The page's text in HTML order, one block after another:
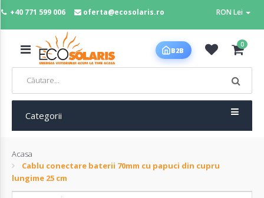
+40 771 599 006 oferta@ecosolaris.ro RON Lei
MENIU
Panouri
fotovoltaice
Sisteme
fotovoltaice
B2B
0
Categorii
Acasa
Cablu conectare baterii 70mm cu papuci din cupru
lungime 25 cm